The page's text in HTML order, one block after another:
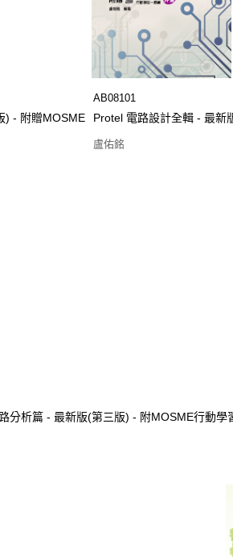
) - 附贈MOSME
AB08101
Protel 電路設計全輯 - 最新
盧佑銘
分析篇 - 最新版(第三版) - 附MOSME行動學